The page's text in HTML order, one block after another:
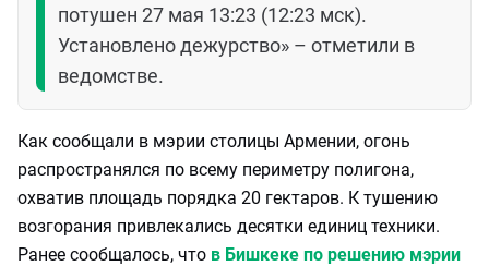
потушен 27 мая 13:23 (12:23 мск).
Установлено дежурство» – отметили в
ведомстве.
Как сообщали в мэрии столицы Армении, огонь
распространялся по всему периметру полигона,
охватив площадь порядка 20 гектаров. К тушению
возгорания привлекались десятки единиц техники.
Ранее сообщалось, что в Бишкеке по решению мэрии